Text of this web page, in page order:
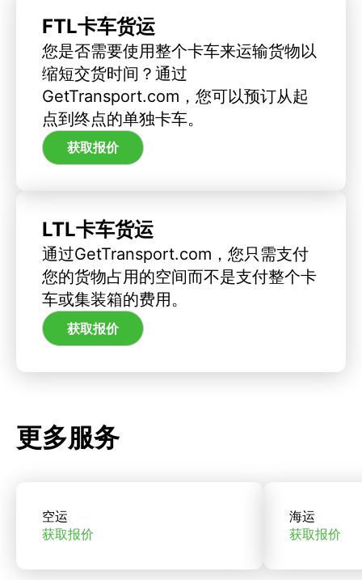
FTL卡车货运
您是否需要使用整个卡车来运输货物以
缩短交货时间？通过
GetTransport.com，您可以预订从起
点到终点的单独卡车。
获取报价
LTL卡车货运
通过GetTransport.com，您只需支付
您的货物占用的空间而不是支付整个卡
车或集装箱的费用。
获取报价
更多服务
空运
获取报价
海运
获取报价